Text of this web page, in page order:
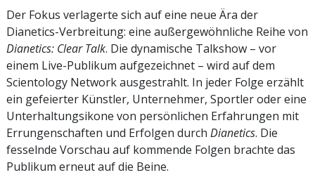
Der Fokus verlagerte sich auf eine neue Ära der
Dianetics-Verbreitung: eine außergewöhnliche Reihe von
Dianetics: Clear Talk. Die dynamische Talkshow – vor
einem Live-Publikum aufgezeichnet – wird auf dem
Scientology Network ausgestrahlt. In jeder Folge erzählt
ein gefeierter Künstler, Unternehmer, Sportler oder eine
Unterhaltungsikone von persönlichen Erfahrungen mit
Errungenschaften und Erfolgen durch Dianetics. Die
fesselnde Vorschau auf kommende Folgen brachte das
Publikum erneut auf die Beine.